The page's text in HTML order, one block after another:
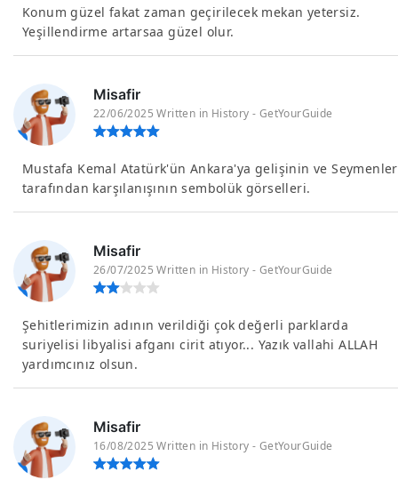
Konum güzel fakat zaman geçirilecek mekan yetersiz.
Yeşillendirme artarsaa güzel olur.
Misafir
22/06/2025 Written in History - GetYourGuide
Mustafa Kemal Atatürk'ün Ankara'ya gelişinin ve Seymenler
tarafından karşılanışının sembolük görselleri.
Misafir
26/07/2025 Written in History - GetYourGuide
Şehitlerimizin adının verildiği çok değerli parklarda
suriyelisi libyalisi afganı cirit atıyor... Yazık vallahi ALLAH
yardımcınız olsun.
Misafir
16/08/2025 Written in History - GetYourGuide